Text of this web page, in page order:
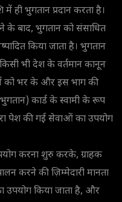
में ही भुगतान प्रदान करता है।
के बाद, भुगतान को संसाधित
किया जाता है। भुगतान
भी देश के वर्तमान कानून
को भर के और इस भाग की
कार्ड के स्वामी के रूप
पेश की गई सेवाओं का उपयोग
करना शुरु करके, ग्राहक
करने की ज़िम्मेदारी मानता
उपयोग किया जाता है, और